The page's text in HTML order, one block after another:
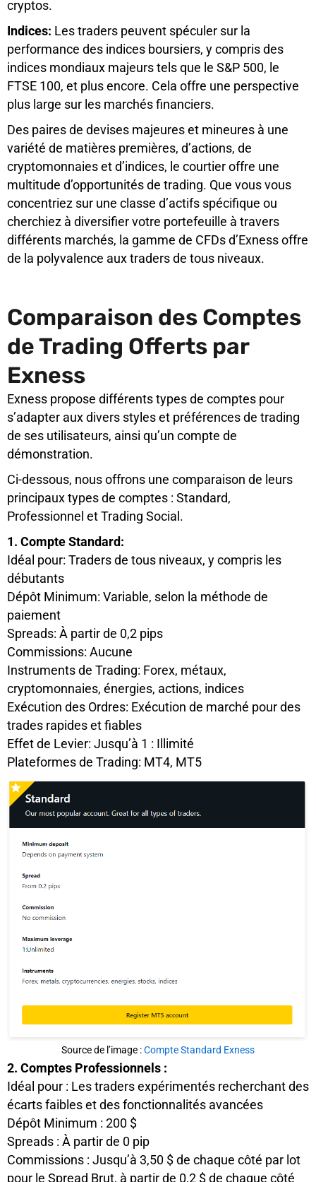
cryptos.
Indices: Les traders peuvent spéculer sur la
performance des indices boursiers, y compris des
indices mondiaux majeurs tels que le S&P 500, le
FTSE 100, et plus encore. Cela offre une perspective
plus large sur les marchés financiers.
Des paires de devises majeures et mineures à une
variété de matières premières, d’actions, de
cryptomonnaies et d’indices, le courtier offre une
multitude d’opportunités de trading. Que vous vous
concentriez sur une classe d’actifs spécifique ou
cherchiez à diversifier votre portefeuille à travers
différents marchés, la gamme de CFDs d’Exness offre
de la polyvalence aux traders de tous niveaux.
Comparaison des Comptes
de Trading Offerts par
Exness
Exness propose différents types de comptes pour
s’adapter aux divers styles et préférences de trading
de ses utilisateurs, ainsi qu’un compte de
démonstration.
Ci-dessous, nous offrons une comparaison de leurs
principaux types de comptes : Standard,
Professionnel et Trading Social.
1. Compte Standard:
Idéal pour: Traders de tous niveaux, y compris les
débutants
Dépôt Minimum: Variable, selon la méthode de
paiement
Spreads: À partir de 0,2 pips
Commissions: Aucune
Instruments de Trading: Forex, métaux,
cryptomonnaies, énergies, actions, indices
Exécution des Ordres: Exécution de marché pour des
trades rapides et fiables
Effet de Levier: Jusqu’à 1 : Illimité
Plateformes de Trading: MT4, MT5
Source de l’image :Compte Standard Exness
2. Comptes Professionnels :
Idéal pour : Les traders expérimentés recherchant des
écarts faibles et des fonctionnalités avancées
Dépôt Minimum : 200 $
Spreads : À partir de 0 pip
Commissions : Jusqu’à 3,50 $ de chaque côté par lot
pour le Spread Brut, à partir de 0,2 $ de chaque côté